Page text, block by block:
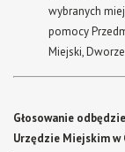
wybranych
pomocy
Miejski,
Głosowanie
Urzędzie Miejskim w